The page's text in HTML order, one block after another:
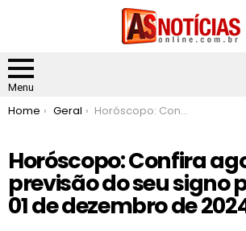
Menu
You are here:
Home Geral Horóscopo: Confira agora a previsão do seu signo para hoje 01 de dezembro de 2024
Horóscopo: Confira
previsão do seu signo
01 de dezembro de